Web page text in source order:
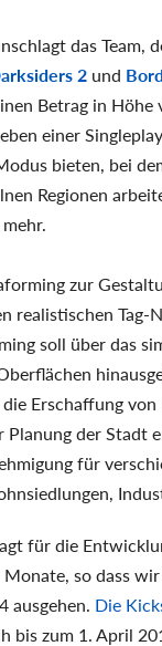
das Team,
2 und
Betrag in Höhe
einer
bieten, bei
Regionen
zur
realistischen Tag-
soll über das
Erschaffung
Planung der Stadt
für
für die
so dass
ausgehen. Die
bis zum 1. April